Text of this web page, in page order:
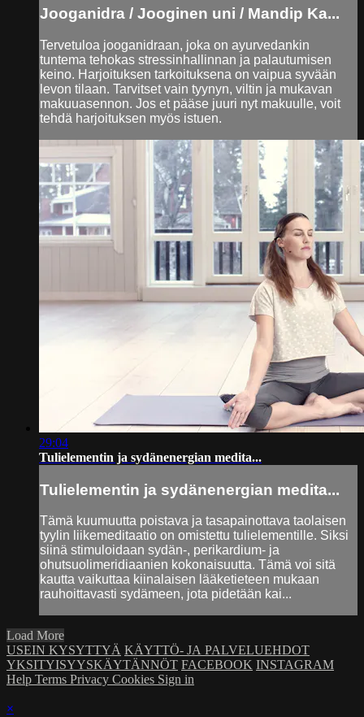
Jooganidra / Jooginen uni / Mandip Ka...
Tervetuloa jooganidraan, joka on ayurvedankin
tuntema tehokas stressinhallinnan ja palautumisen
keino. Harjoituksen tarkoituksena on vaipua syvään
levon tilaan. Tarvitset vain tyynyn, viltin ja mukavan
makuuasennon. Jos et pääse juuri nyt makuulle, voit
tehdä harjoituksen myös istuen.
29:04
Tulielementin ja sydänenergian medita...
Tulielementin ja sydänenergian medita...
Tämä kuumuutta poistava ja tasapainottava taolaisen
tyylin liikemeditaatio on omistettu tulielementille. Siksi
siinä stimuloidaan sydän-, perikardium- ja
ohutsuolimeridiaanien kokonaisuutta. Tämä voi sitä
kautta vaikuttaa kiinalaisen lääketieteen mukaan
rauhoittavasti sydämeen, jota pidetään kai...
Load More
USEIN KYSYTTYÄ KÄYTTÖ- JA PALVELUEHDOT
YKSITYISYYSKÄYTÄNNÖT FACEBOOK INSTAGRAM
Help Terms Privacy Cookies Sign in
×